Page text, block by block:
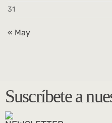
31
« May
Suscríbete a